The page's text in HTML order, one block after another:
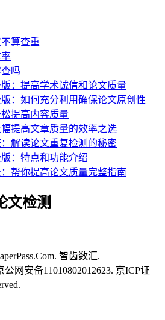
算查重
吗
：提高学术诚信和论文质量
：如何充分利用确保论文原创性
提高内容质量
提高文章质量的效率之选
解读论文重复检测的秘密
：特点和功能介绍
帮你提高论文质量完整指南
文检测
智齿数汇.
公网安备11010802012623. 京ICP证